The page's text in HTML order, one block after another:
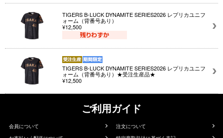
TIGERS B-LUCK DYNAMITE SERIES2026 レプリカユニフ
ォーム（背番号あり）
¥12,500
TIGERS B-LUCK DYNAMITE SERIES2026 レプリカユニフ
ォーム（背番号あり）★受注生産品★
¥12,500
ご利用ガイド
会員について
注文について